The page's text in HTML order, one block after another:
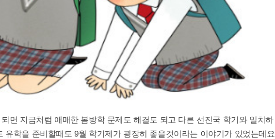
면 지금처럼 애매한 봄방학 문제도 해결도 되고 다른 선진국 학기와 일치하
유학을 준비할때도 9월 학기제가 굉장히 좋을것이라는 이야기가 있었는데요